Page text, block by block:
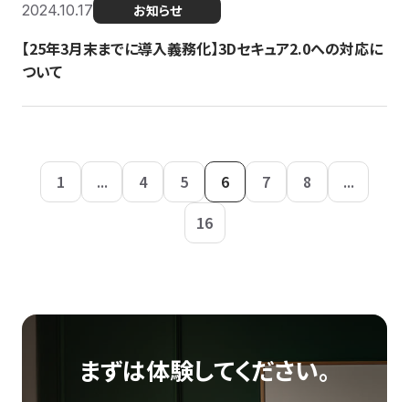
2024.10.17 お知らせ
【25年3月末までに導入義務化】3Dセキュア2.0への対応に
ついて
1 ... 4 5 6 7 8
...
16
まずは体験してください。